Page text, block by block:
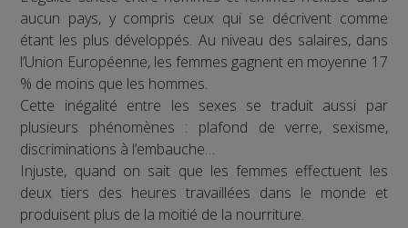
aucun pays, y compris ceux qui se décrivent comme
étant les plus développés. Au niveau des salaires, dans
l’Union Européenne, les femmes gagnent en moyenne 17
% de moins que les hommes.
Cette inégalité entre les sexes se traduit aussi par
plusieurs phénomènes : plafond de verre, sexisme,
discriminations à l’embauche…
Injuste, quand on sait que les femmes effectuent les
deux tiers des heures travaillées dans le monde et
produisent plus de la moitié de la nourriture.